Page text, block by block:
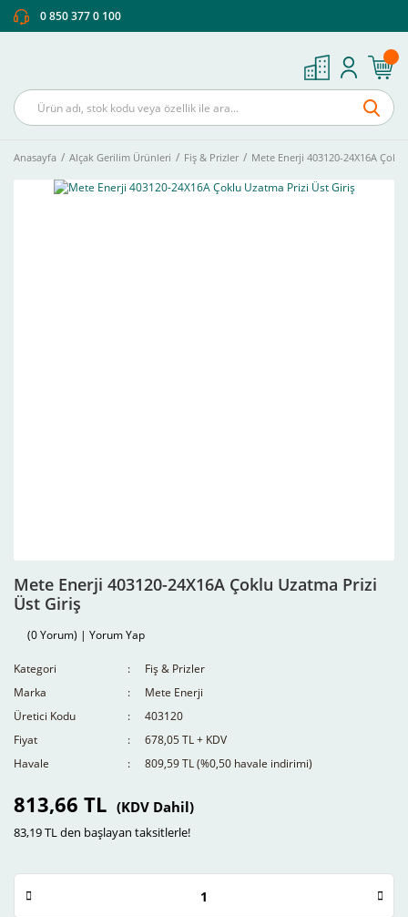
0 850 377 0 100
Anasayfa Alçak Gerilim Ürünleri Fiş & Prizler Mete Enerji 403120-24X16A
Mete Enerji 403120-24X16A Çoklu Uzatma Prizi
Üst Giriş
(0 Yorum) | Yorum Yap
Kategori
Fiş & Prizler
Marka
Mete Enerji
Üretici Kodu
403120
Fiyat
678,05 TL + KDV
Havale
809,59 TL (%0,50 havale indirimi)
813,66 TL (KDV Dahil)
83,19 TL den başlayan taksitlerle!